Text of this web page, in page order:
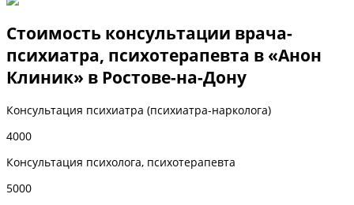
Стоимость консультации врача-
психиатра, психотерапевта в «Анон
Клиник» в Ростове-на-Дону
Консультация психиатра (психиатра-нарколога)
4000
Консультация психолога, психотерапевта
5000